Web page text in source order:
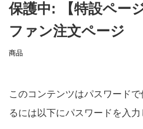
保護中: 【特設ペー
ファン注文ページ
商品
このコンテンツはパスワード
るには以下にパスワードを入力